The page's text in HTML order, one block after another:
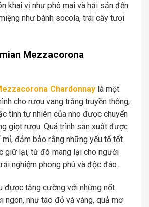
khai vị như phô mai và hải sản đến
như bánh socola, trái cây tươi
Mezzacorona
Chardonnay là một
cho rượu vang trắng truyền thống,
tính tự nhiên của nho được chuyển
giọt rượu. Quá trình sản xuất được
đảm bảo rằng những yếu tố tốt
giữ lại, từ đó mang lại cho người
nghiệm phong phú và độc đáo.
được tăng cường với những nốt
ngon, như táo đỏ và vàng, quả mơ